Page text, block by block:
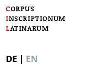
CORPUS
INSCRIPTIONUM
LATINARUM
DE | EN